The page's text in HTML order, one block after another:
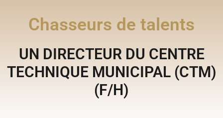
Chasseurs de talents
UN DIRECTEUR DU CENTRE
TECHNIQUE MUNICIPAL (CTM)
(F/H)